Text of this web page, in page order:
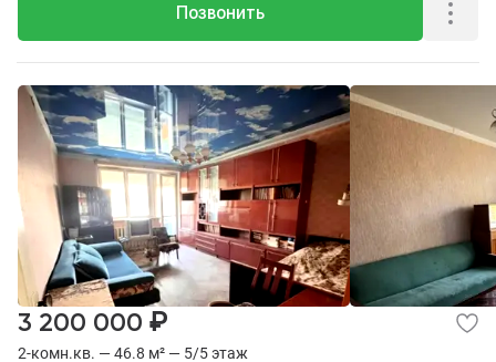
Позвонить
2-комн.кв. — 46.8 м² — 5/5 этаж
3 200 000 ₽